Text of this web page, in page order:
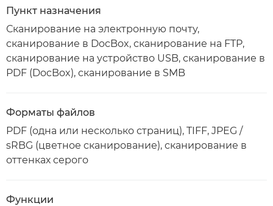
Пункт назначения
Сканирование на электронную почту,
сканирование в DocBox, сканирование на FTP,
сканирование на устройство USB, сканирование в
PDF (DocBox), сканирование в SMB
Форматы файлов
PDF (одна или несколько страниц), TIFF, JPEG /
sRBG (цветное сканирование), сканирование в
оттенках серого
Функции